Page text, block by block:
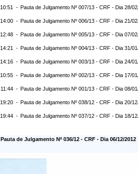
10:51 - Pauta de Julgamento Nº 007/13 - CRF - Dia 28/
14:00 - Pauta de Julgamento Nº 006/13 - CRF - Dia 21/
12:48 - Pauta de Julgamento Nº 005/13 - CRF - Dia 07/
14:21 - Pauta de Julgamento Nº 004/13 - CRF - Dia 31/
14:16 - Pauta de Julgamento Nº 003/13 - CRF - Dia 24/
10:55 - Pauta de Julgamento Nº 002/13 - CRF - Dia 17/
11:44 - Pauta de Julgamento Nº 001/13 - CRF - Dia 08/
19:20 - Pauta de Julgamento Nº 038/12 - CRF - Dia 20/
19:44 - Pauta de Julgamento Nº 037/12 - CRF - Dia 18/
Pauta de Julgamento Nº 036/12 - CRF - Dia 06/12/2012